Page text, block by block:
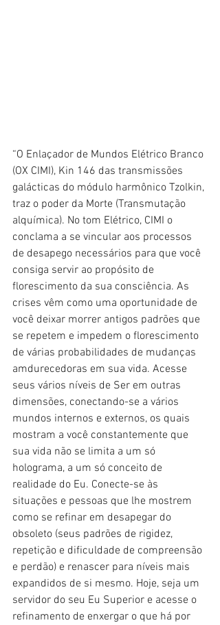
“O Enlaçador de Mundos Elétrico Branco
(OX CIMI), Kin 146 das transmissões
galácticas do módulo harmônico Tzolkin,
traz o poder da Morte (Transmutação
alquímica). No tom Elétrico, CIMI o
conclama a se vincular aos processos
de desapego necessários para que você
consiga servir ao propósito de
florescimento da sua consciência. As
crises vêm como uma oportunidade de
você deixar morrer antigos padrões que
se repetem e impedem o florescimento
de várias probabilidades de mudanças
amdurecedoras em sua vida. Acesse
seus vários níveis de Ser em outras
dimensões, conectando-se a vários
mundos internos e externos, os quais
mostram a você constantemente que
sua vida não se limita a um só
holograma, a um só conceito de
realidade do Eu. Conecte-se às
situações e pessoas que lhe mostrem
como se refinar em desapegar do
obsoleto (seus padrões de rigidez,
repetição e dificuldade de compreensão
e perdão) e renascer para níveis mais
expandidos de si mesmo. Hoje, seja um
servidor do seu Eu Superior e acesse o
refinamento de enxergar o que há por